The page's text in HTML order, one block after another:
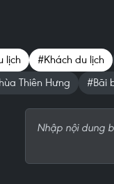
lịch #Khách du lịch
Thiên Hưng
#Bãi